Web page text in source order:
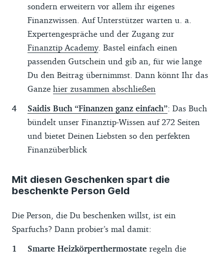
sondern erweitern vor allem ihr eigenes
Finanzwissen. Auf Unterstützer warten u. a.
Expertengespräche und der Zugang zur
Finanztip Academy. Bastel einfach einen
passenden Gutschein und gib an, für wie lange
Du den Beitrag übernimmst. Dann könnt Ihr das
Ganze hier zusammen abschließen
Saidis Buch “Finanzen ganz einfach”: Das Buch
bündelt unser Finanztip-Wissen auf 272 Seiten
und bietet Deinen Liebsten so den perfekten
Finanzüberblick
Mit diesen Geschenken spart die
beschenkte Person Geld
Die Person, die Du beschenken willst, ist ein
Sparfuchs? Dann probier’s mal damit:
Smarte Heizkörperthermostate regeln die